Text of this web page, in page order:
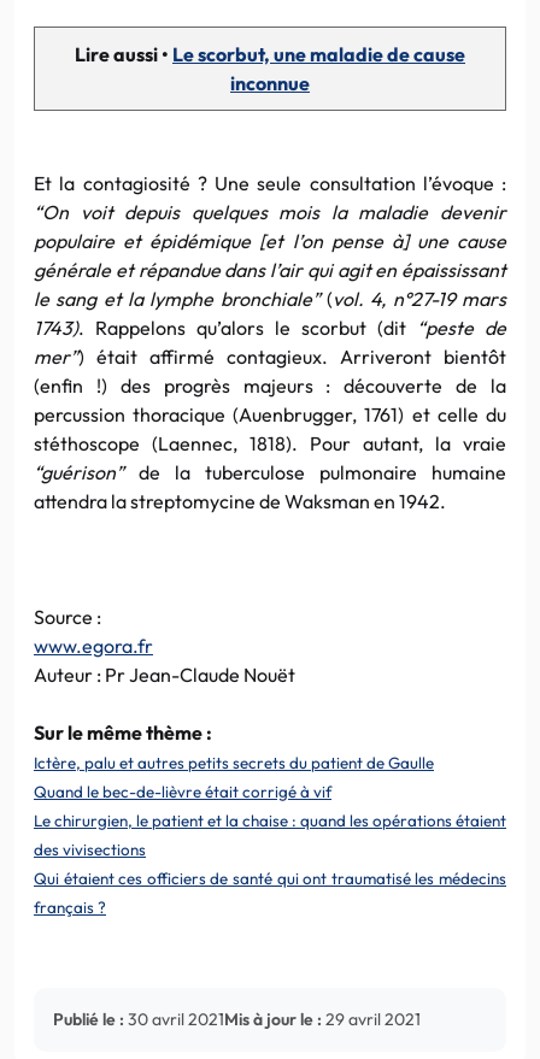
Lire aussi • Le scorbut, une maladie de cause
inconnue
Et la contagiosité ? Une seule consultation l’évoque :
“On voit depuis quelques mois la maladie devenir
populaire et épidémique [et l’on pense à] une cause
générale et répandue dans l’air qui agit en épaississant
le sang et la lymphe bronchiale”(vol. 4, n°27-19 mars
1743). Rappelons qu’alors le scorbut (dit “peste de
mer”) était affirmé contagieux. Arriveront bientôt
(enfin !) des progrès majeurs : découverte de la
percussion thoracique (Auenbrugger, 1761) et celle du
stéthoscope (Laennec, 1818). Pour autant, la vraie
“guérison” de la tuberculose pulmonaire humaine
attendra la streptomycine de Waksman en 1942.
Source :
www.egora.fr
Auteur : Pr Jean-Claude Nouët
Sur le même thème :
Ictère, palu et autres petits secrets du patient de Gaulle
Quand le bec-de-lièvre était corrigé à vif
Le chirurgien, le patient et la chaise : quand les opérations étaient
des vivisections
Qui étaient ces officiers de santé qui ont traumatisé les médecins
français ?
Publié le : 30 avril 2021Mis à jour le : 29 avril 2021